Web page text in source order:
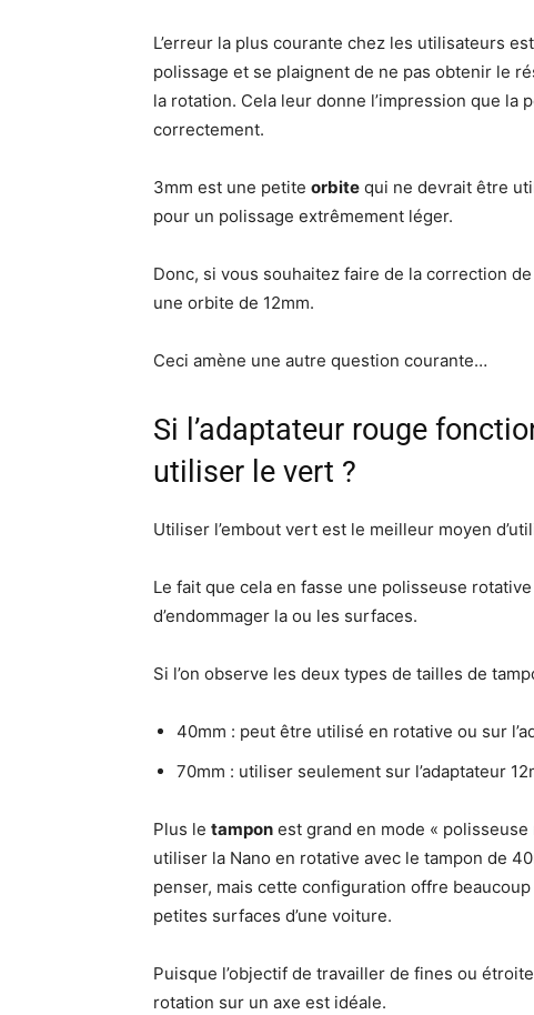
L’erreur la plus courante chez les utilisateurs
polissage et se plaignent de ne pas obtenir le
la rotation. Cela leur donne l’impression que la
correctement.
3mm est une petite orbite qui ne devrait être
pour un polissage extrêmement léger.
Donc, si vous souhaitez faire de la correction
une orbite de 12mm.
Ceci amène une autre question courante…
Si l’adaptateur rouge
utiliser le vert ?
Utiliser l’embout vert est le meilleur moyen
Le fait que cela en fasse une polisseuse
d’endommager la ou les surfaces.
Si l’on observe les deux types de tailles de
40mm : peut être utilisé en rotative ou sur
70mm : utiliser seulement sur l’adaptateur
Plus le tampon est grand en mode «
utiliser la Nano en rotative avec le tampon de
penser, mais cette configuration offre
petites surfaces d’une voiture.
Puisque l’objectif de travailler de fines ou
rotation sur un axe est idéale.